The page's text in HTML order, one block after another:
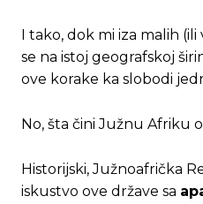
I tako, dok mi iza malih
se na istoj geografskoj
ove korake ka slobodi
No, šta čini Južnu Afriku
Historijski, Južnoafrička
iskustvo ove države sa